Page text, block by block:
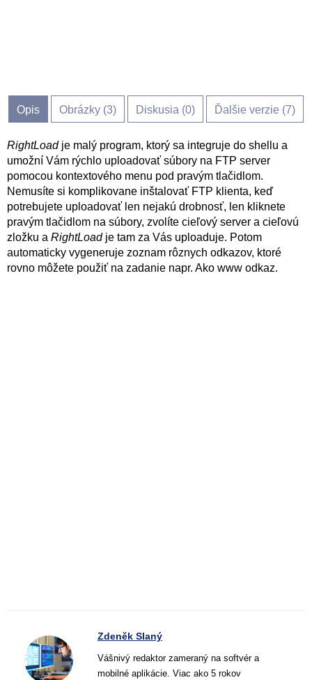
Opis Obrázky (3) Diskusia (0) Ďalšie verzie (7)
RightLoadje malý program, ktorý sa integruje do shellu a
umožní Vám rýchlo uploadovať súbory na FTP server
pomocou kontextového menu pod pravým tlačidlom.
Nemusíte si komplikovane inštalovať FTP klienta, keď
potrebujete uploadovať len nejakú drobnosť, len kliknete
pravým tlačidlom na súbory, zvolíte cieľový server a cieľovú
zložku a RightLoadje tam za Vás uploaduje. Potom
automaticky vygeneruje zoznam rôznych odkazov, ktoré
rovno môžete použiť na zadanie napr. Ako www odkaz.
Zdeněk Slaný
Vášnivý redaktor zameraný na softvér a
mobilné aplikácie. Viac ako 5 rokov